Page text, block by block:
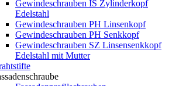
Gewindeschrauben IS Zylinderkopf
Edelstahl
Gewindeschrauben PH Linsenkopf
Gewindeschrauben PH Senkkopf
Gewindeschrauben SZ Linsensenkkopf
Edelstahl mit Mutter